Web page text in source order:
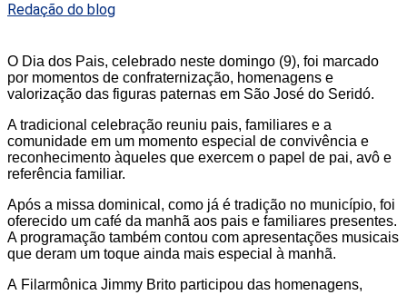
Redação do blog
O Dia dos Pais, celebrado neste domingo (9), foi marcado
por momentos de confraternização, homenagens e
valorização das figuras paternas em São José do Seridó.
A tradicional celebração reuniu pais, familiares e a
comunidade em um momento especial de convivência e
reconhecimento àqueles que exercem o papel de pai, avô e
referência familiar.
Após a missa dominical , como já é tradição no município, foi
oferecido um café da manhã aos pais e familiares presentes.
A programação também contou com apresentações musicais
que deram um toque ainda mais especial à manhã.
A Filarmônica Jimmy Brito participou das homenagens,